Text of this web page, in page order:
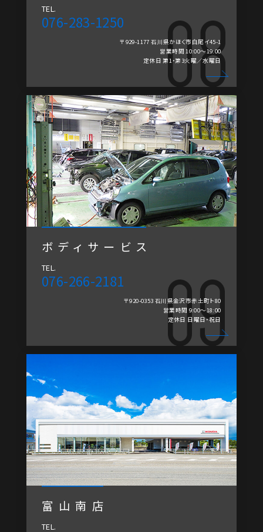
TEL.
076-283-1250
〒929-1177 石川県かほく市白尾イ45-1
営業時間 10:00～19:00
定休日 第1・第3火曜／水曜日
ボディサービス
TEL.
076-266-2181
〒920-0353 石川県金沢市赤土町ト80
営業時間 9:00～18:00
定休日 日曜日・祝日
富山南店
TEL.